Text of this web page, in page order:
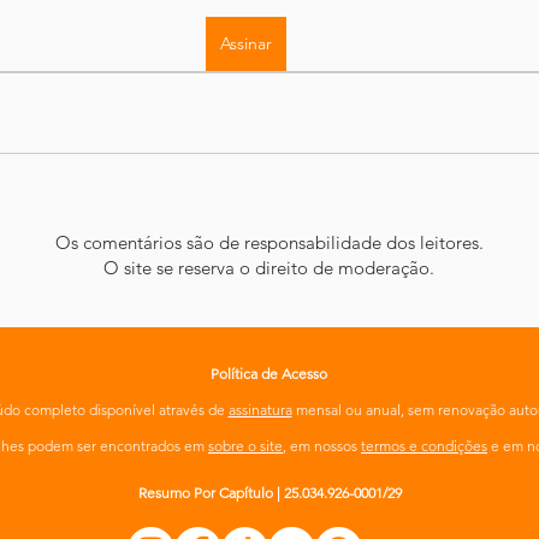
Assinar
Os comentários são de responsabilidade dos leitores.
O site se reserva o direito de moderação.
Política de Acesso
completo disponível através de assinaturamensal ou anual, sem renovação
podem ser encontrados em sobre o site, em nossos termos e condições e em
Resumo Por Capítulo | 25.034.926-0001/29